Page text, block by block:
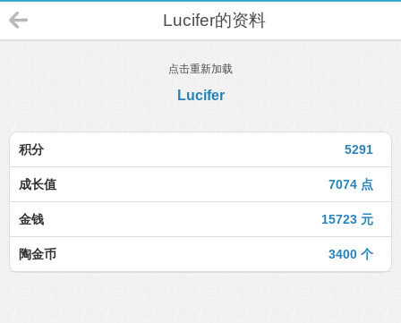
Lucifer的资料
点击重新加载
Lucifer
5291
积分
7074 点
成长值
15723 元
金钱
3400 个
陶金币